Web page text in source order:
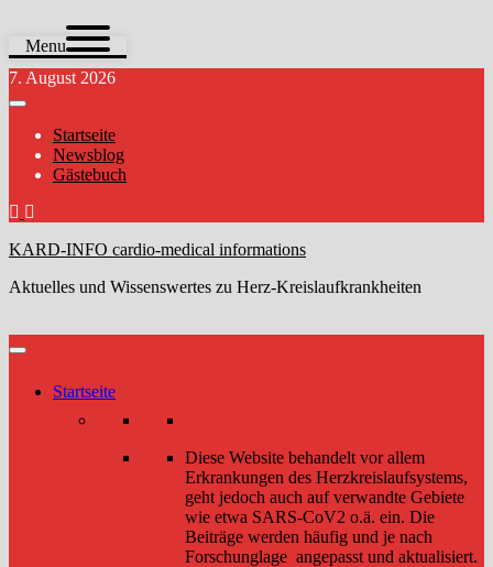
Menu
Zum
Inhalt
7. August 2026
Startseite
Newsblog
Gästebuch
KARD-INFO cardio-medical informations
Aktuelles und Wissenswertes zu Herz-Kreislaufkrankheiten
Startseite
Diese Website behandelt vor allem
Erkrankungen des Herzkreislaufsystems,
geht jedoch auch auf verwandte Gebiete
wie etwa SARS-CoV2 o.ä. ein. Die
Beiträge werden häufig und je nach
Forschunglage angepasst und aktualisiert.